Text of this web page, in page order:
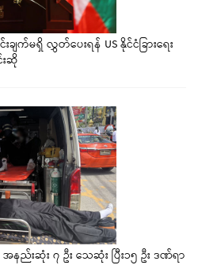
ချက်မရှိ လွှတ်ပေးရန် US နိုင်ငံခြားရေး
းဆို
နည်းဆုံး ၇ ဦး သေဆုံး ပြီး၁၅ ဦး ဒဏ်ရာ